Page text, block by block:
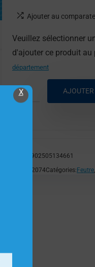
Ajouter au
Veuillez sélectionner
d'ajouter ce produit au
département
4902505134661
H2074Catégories:Feutre
X